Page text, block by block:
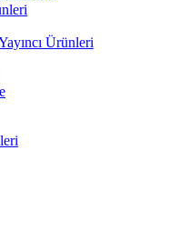
Ürünleri